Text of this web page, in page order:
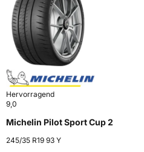
Hervorragend
9,0
Michelin Pilot Sport Cup 2
245/35 R19 93 Y